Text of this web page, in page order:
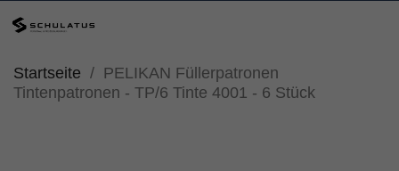
Startseite
PELIKAN Füllerpatronen
Tintenpatronen - TP/6 Tinte 4001 - 6 Stück